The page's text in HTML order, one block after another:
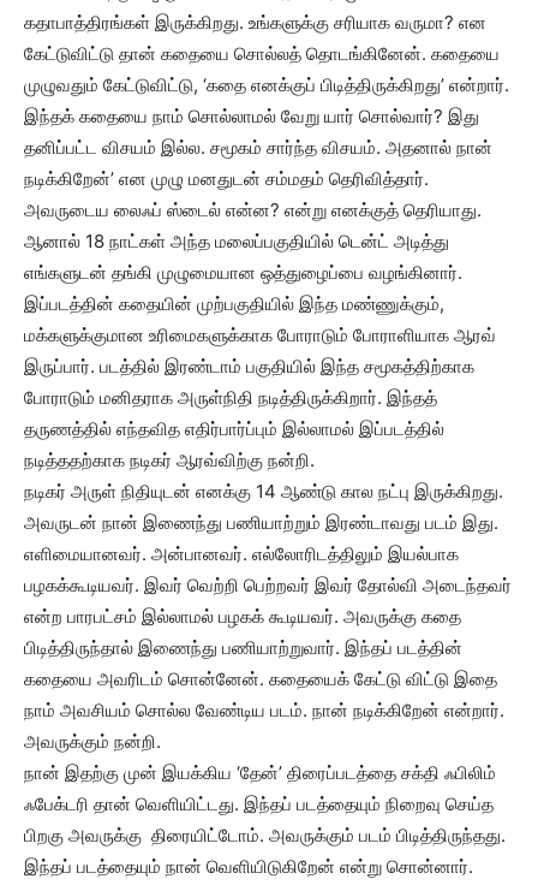
கதாபாத்திரங்கள் இருக்கிறது. உங்களுக்கு சரியாக வருமா? என
கேட்டுவிட்டு தான் கதையை சொல்லத் தொடங்கினேன். கதையை
முழுவதும் கேட்டுவிட்டு, ‘கதை எனக்குப் பிடித்திருக்கிறது’ என்றார்.
இந்தக் கதையை நாம் சொல்லாமல் வேறு யார் சொல்வார்? இது
தனிப்பட்ட விசயம் இல்ல. சமூகம் சார்ந்த விசயம். அதனால் நான்
நடிக்கிறேன்’ என முழு மனதுடன் சம்மதம் தெரிவித்தார்.
அவருடைய லைஃப் ஸ்டைல் என்ன? என்று எனக்குத் தெரியாது.
ஆனால் 18 நாட்கள் அந்த மலைப்பகுதியில் டென்ட் அடித்து
எங்களுடன் தங்கி முழுமையான ஒத்துழைப்பை வழங்கினார்.
இப்படத்தின் கதையின் முற்பகுதியில் இந்த மண்ணுக்கும்,
மக்களுக்குமான உரிமைகளுக்காக போராடும் போராளியாக ஆரவ்
இருப்பார். படத்தில் இரண்டாம் பகுதியில் இந்த சமூகத்திற்காக
போராடும் மனிதராக அருள்நிதி நடித்திருக்கிறார். இந்தத்
தருணத்தில் எந்தவித எதிர்பார்ப்பும் இல்லாமல் இப்படத்தில்
நடித்ததற்காக நடிகர் ஆரவ்விற்கு நன்றி.
நடிகர் அருள் நிதியுடன் எனக்கு 14 ஆண்டு கால நட்பு இருக்கிறது.
அவருடன் நான் இணைந்து பணியாற்றும் இரண்டாவது படம் இது.
எளிமையானவர். அன்பானவர். எல்லோரிடத்திலும் இயல்பாக
பழகக்கூடியவர். இவர் வெற்றி பெற்றவர் இவர் தோல்வி அடைந்தவர்
என்ற பாரபட்சம் இல்லாமல் பழகக் கூடியவர். அவருக்கு கதை
பிடித்திருந்தால் இணைந்து பணியாற்றுவார். இந்தப் படத்தின்
கதையை அவரிடம் சொன்னேன். கதையைக் கேட்டு விட்டு இதை
நாம் அவசியம் சொல்ல வேண்டிய படம். நான் நடிக்கிறேன் என்றார்.
அவருக்கும் நன்றி.
நான் இதற்கு முன் இயக்கிய ‘தேன்’ திரைப்படத்தை சக்தி ஃபிலிம்
ஃபேக்டரி தான் வெளியிட்டது. இந்தப் படத்தையும் நிறைவு செய்த
பிறகு அவருக்கு திரையிட்டோம். அவருக்கும் படம் பிடித்திருந்தது.
இந்தப் படத்தையும் நான் வெளியிடுகிறேன் என்று சொன்னார்.